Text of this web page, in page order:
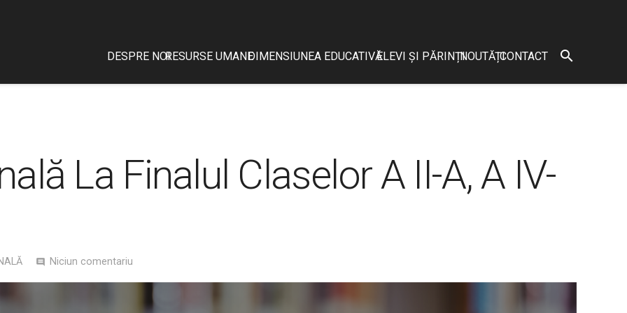
DESPRE NOIRESURSE UMANEDIMENSIUNEA EDUCATIVĂELEVI ȘI PĂRINȚINOUTĂȚICONTACT search
La Finalul Claselor A II-A, A IV-
comment Niciun comentariu